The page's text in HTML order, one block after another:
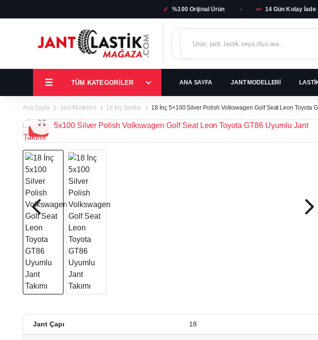
✓ %100 Orijinal Ürün ↩ 14 Gün Kolay İade
TÜM KATEGORILER ANA SAYFA JANT MODELLERI
Ana Sayfa Jant Modelleri 18 İnç Jantlar 18 İnç 5×100 Silver Polish Volkswagen Golf Seat Leon Toyota
17%
Jant Çapı 18